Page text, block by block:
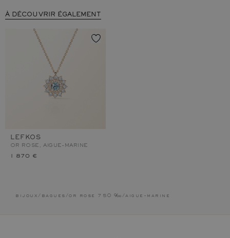
À DÉCOUVRIR ÉGALEMENT
LEFKOS
OR ROSE, AIGUE-MARINE
1 870 €
bijoux / bagues / or rose 750 ‰ / aigue-marine